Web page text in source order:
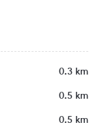
0.3 km
0.5 km
0.5 km